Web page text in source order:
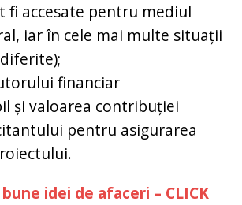
fi accesate pentru mediul
iar în cele mai multe situații
financiar
și valoarea contribuției
pentru asigurarea
idei de afaceri – CLICK